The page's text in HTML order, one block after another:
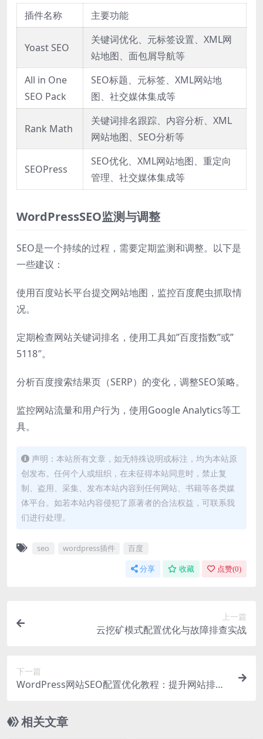
插件名称 主要功能
Yoast SEO
关键词优化、元标签设置、XML网
站地图、面包屑导航等
All in One
SEO Pack
SEO标题、元标签、XML网站地
图、社交媒体集成等
Rank Math
关键词排名跟踪、内容分析、XML
网站地图、SEO分析等
SEOPress
SEO优化、XML网站地图、重定向
管理、社交媒体集成等
WordPressSEO监测与调整
SEO是一个持续的过程，需要定期监测和调整。以下是
一些建议：
使用百度站长平台提交网站地图，监控百度爬虫抓取情
况。
定期检查网站关键词排名，使用工具如”百度指数”或”
5118″。
分析百度搜索结果页（SERP）的变化，调整SEO策略。
监控网站流量和用户行为，使用Google Analytics等工
具。
声明：本站所有文章，如无特殊说明或标注，均为本站原
创发布。任何个人或组织，在未征得本站同意时，禁止复
制、盗用、采集、发布本站内容到任何网站、书籍等各类媒
体平台。如若本站内容侵犯了原著者的合法权益，可联系我
们进行处理。
seo wordpress插件 百度
分享 收藏 点赞(0)
上一篇
云挖矿模式配置优化与故障排查实战
下一篇
WordPress网站SEO配置优化教程：提升网站排名
相关文章